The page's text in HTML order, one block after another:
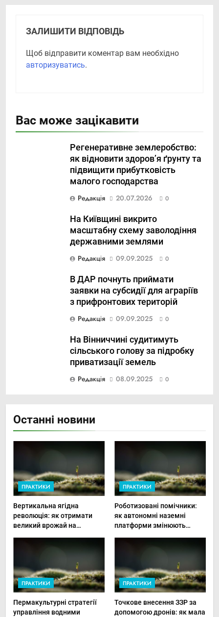
ЗАЛИШИТИ ВІДПОВІДЬ
Щоб відправити коментар вам необхідно
авторизуватись.
Вас може зацікавити
Регенеративне землеробство:
як відновити здоров’я ґрунту та
підвищити прибутковість
малого господарства
Редакція
20.07.2026 0
На Київщині викрито
масштабну схему заволодіння
державними землями
Редакція
09.09.2025 0
В ДАР почнуть приймати
заявки на субсидії для аграріїв
з прифронтових територій
Редакція
09.09.2025 0
На Вінниччині судитимуть
сільського голову за підробку
приватизації земель
Редакція
08.09.2025 0
Останні новини
ПРАКТИКИ
Вертикальна ягідна
революція: як отримати
великий врожай на
ПРАКТИКИ
Роботизовані помічники:
як автономні наземні
платформи змінюють
ПРАКТИКИ
Пермакультурні стратегії
управління водними
ПРАКТИКИ
Точкове внесення ЗЗР за
допомогою дронів: як мала